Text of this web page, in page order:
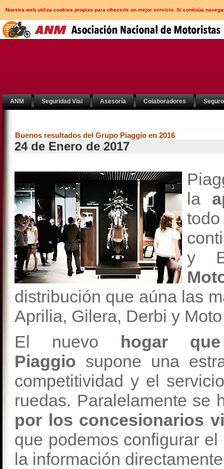
Nuestra web utiliza cookies propias para ofrecerle un mejor servicio. Si continúa
ANM Seguridad Vial Asesoría Colaboradores
Buenos resultados del Grupo Piaggio en 2016
24 de Enero de 2017
la
y
distribución que aúna las
Aprilia, Gilera, Derbi y
El nuevo hogar
Piaggio supone una
competitividad y el
ruedas. Paralelamente se
por los concesionarios
que podemos configurar
la información